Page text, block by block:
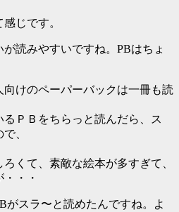
じです。
読みやすいですね。PBはちょ
けのペーパーバックは一冊も読
ＰＢをちらっと読んだら、ス
、
くて、素敵な絵本が多すぎて、
・・
スラ〜と読めたんですね。よ